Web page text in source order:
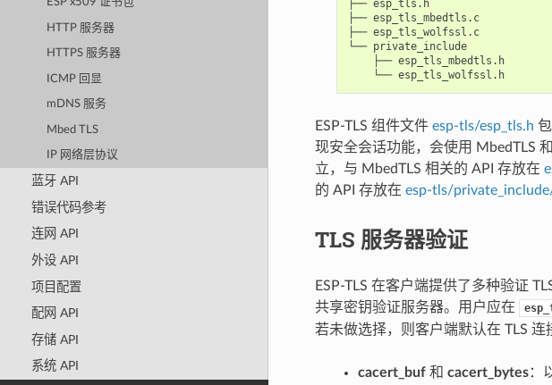
ESP x509 证书包
HTTP 服务器
HTTPS 服务器
ICMP 回显
mDNS 服务
Mbed TLS
IP 网络层协议
蓝牙 API
错误代码参考
连网 API
外设 API
项目配置
配网 API
存储 API
系统 API
├── esp_tls.h
├── esp_tls_mbedtls.c
├── esp_tls_wolfssl.c
└── private_include
    ├── esp_tls_mbedtls.h
    └── esp_tls_wolfssl.h
ESP-TLS 组件文件 esp-tls/esp_tls.h
现安全会话功能，会使用 MbedTLS
立，与 MbedTLS 相关的 API 存放在
的 API 存放在 esp-tls/
TLS 服务器验证
ESP-TLS 在客户端提供了多种验证
共享密钥验证服务器。用户应在
若未做选择，则客户端默认在 TLS 连
cacert_buf和 cacert_bytes：